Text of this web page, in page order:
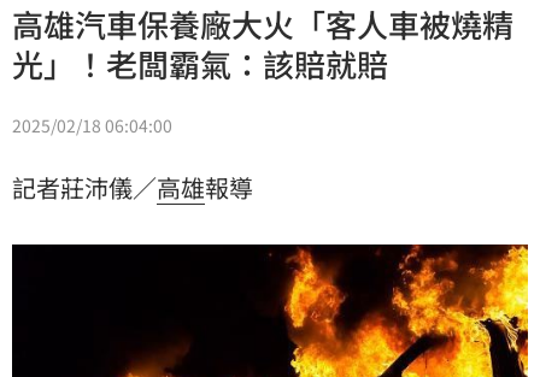
高雄汽車保養廠大火「客人車被燒精
光」！老闆霸氣：該賠就賠
2025/02/18 06:04:00
記者莊沛儀／高雄報導